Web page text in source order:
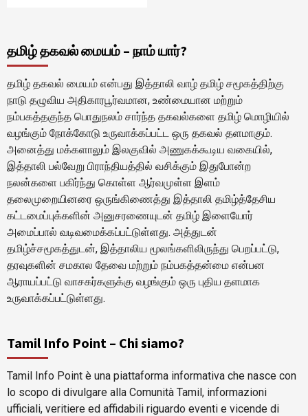
தமிழ் தகவல் மையம் – நாம் யார்?
தமிழ் தகவல் மையம் என்பது இத்தாலி வாழ் தமிழ் சமூகத்திற்கு
நாடு தழுவிய அதிகாரபூர்வமான, உண்மையான மற்றும்
நம்பகத்தகுந்த பொதுநலம் சார்ந்த தகவல்களை தமிழ் மொழியில்
வழங்கும் நோக்கோடு உருவாக்கப்பட்ட ஒரு தகவல் தளமாகும்.
அனைத்து மக்களாலும் இலகுவில் அணுகக்கூடிய வகையில்,
இத்தாலி பல்வேறு பிராந்தியத்தில் வசிக்கும் இதுபோன்ற
நலன்களை பகிர்ந்து கொள்ள ஆர்வமுள்ள இளம்
தலைமுறையினரை ஒருங்கிணைத்து இத்தாலி தமிழ்த்தேசிய
கட்டமைப்புக்களின் அனுசரணையுடன் தமிழ் இளையோர்
அமைப்பால் வடிவமைக்கப்பட்டுள்ளது. அத்துடன்
தமிழ்ச்சமூகத்துடன், இத்தாலிய மூலங்களிலிருந்து பெறப்பட்டு,
தரவுகளின் சமகால தேவை மற்றும் நம்பகத்தன்மை என்பன
ஆராயப்பட்டு வாசகர்களுக்கு வழங்கும் ஒரு புதிய தளமாக
உருவாக்கப்பட்டுள்ளது.
Tamil Info Point – Chi siamo?
Tamil Info Point è una piattaforma informativa che nasce con
lo scopo di divulgare alla Comunità Tamil, informazioni
ufficiali, veritiere ed affidabili riguardo eventi e vicende di